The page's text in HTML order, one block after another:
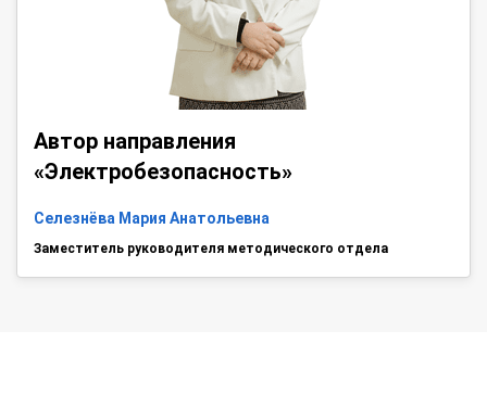
Автор направления
«Электробезопасность»
Селезнёва Мария Анатольевна
Заместитель руководителя методического отдела